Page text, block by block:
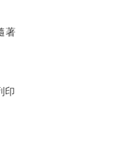
著
印